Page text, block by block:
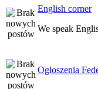
English corner
We speak
Ogłoszenia